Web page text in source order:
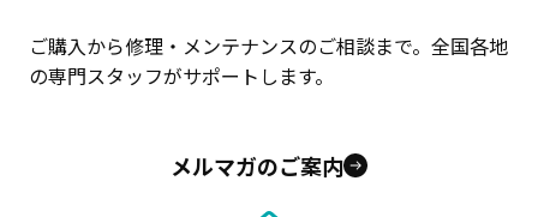
ご購入から修理・メンテナンスのご相談まで。全国各地
の専門スタッフがサポートします。
メルマガのご案内